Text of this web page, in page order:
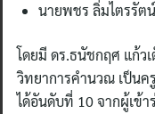
นายพชร ลิ่มไตรรัต
โดยมี ดร.ธนัชกฤศ แก้ว
วิทยาการคำนวณ เป็น
ได้อันดับที่ 10 จากผู้เข้